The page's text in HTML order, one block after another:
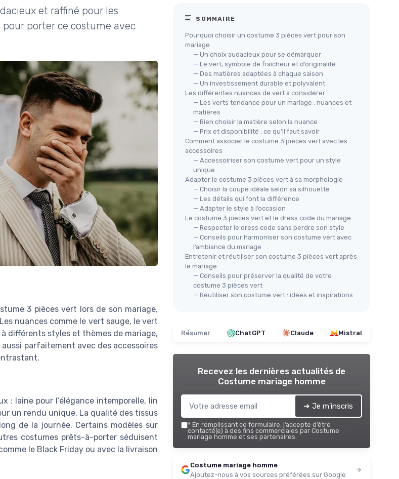
et raffiné pour les
pour porter ce costume avec
3 pièces vert lors de son mariage,
nuances comme le vert sauge, le vert
différents styles et thèmes de mariage,
parfaitement avec des accessoires
: laine pour l’élégance intemporelle, lin
un rendu unique. La qualité des tissus
de la journée. Certains modèles sur
costumes prêts-à-porter séduisent
le Black Friday ou avec la livraison
SOMMAIRE
Pourquoi choisir un costume 3 pièces vert pour son
mariage
— Un choix audacieux pour se démarquer
— Le vert, symbole de fraîcheur et d’originalité
— Des matières adaptées à chaque saison
— Un investissement durable et polyvalent
Les différentes nuances de vert à considérer
— Les verts tendance pour un mariage : nuances et
matières
— Bien choisir la matière selon la nuance
— Prix et disponibilité : ce qu’il faut savoir
Comment associer le costume 3 pièces vert avec les
accessoires
— Accessoiriser son costume vert pour un style
unique
Adapter le costume 3 pièces vert à sa morphologie
— Choisir la coupe idéale selon sa silhouette
— Les détails qui font la différence
— Adapter le style à l’occasion
Le costume 3 pièces vert et le dress code du mariage
— Respecter le dress code sans perdre son style
— Conseils pour harmoniser son costume vert avec
l’ambiance du mariage
Entretenir et réutiliser son costume 3 pièces vert après
le mariage
— Conseils pour préserver la qualité de votre
costume 3 pièces vert
— Réutiliser son costume vert : idées et inspirations
Résumer ChatGPT Claude Mistral
Recevez les dernières actualités de
Costume mariage homme
➔ Je m'inscris
* En remplissant ce formulaire, j’accepte d’être
contacté(e) à des fins commerciales par Costume
mariage homme et ses partenaires.
Costume mariage homme
Ajoutez-nous à vos sources préférées sur Google